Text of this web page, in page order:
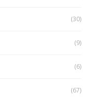
(30)
(9)
(6)
(67)